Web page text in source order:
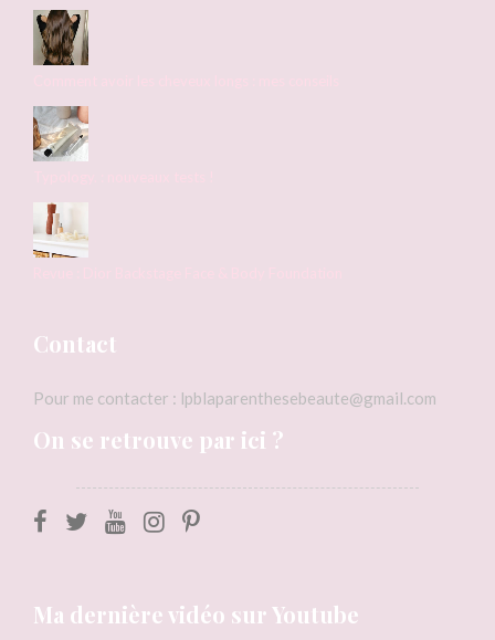
Contact
Pour me contacter : lpblaparenthesebeaute@gmail.com
On se retrouve par ici ?
Ma dernière vidéo sur Youtube